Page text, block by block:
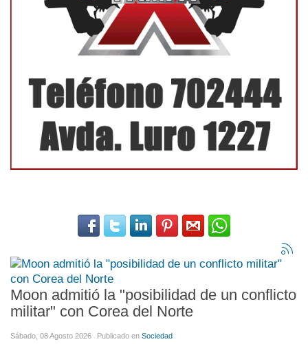
Moon admitió la "posibilidad de un conflicto
militar" con Corea del Norte
Sábado, 08 Agosto 2026 Publicado en Sociedad